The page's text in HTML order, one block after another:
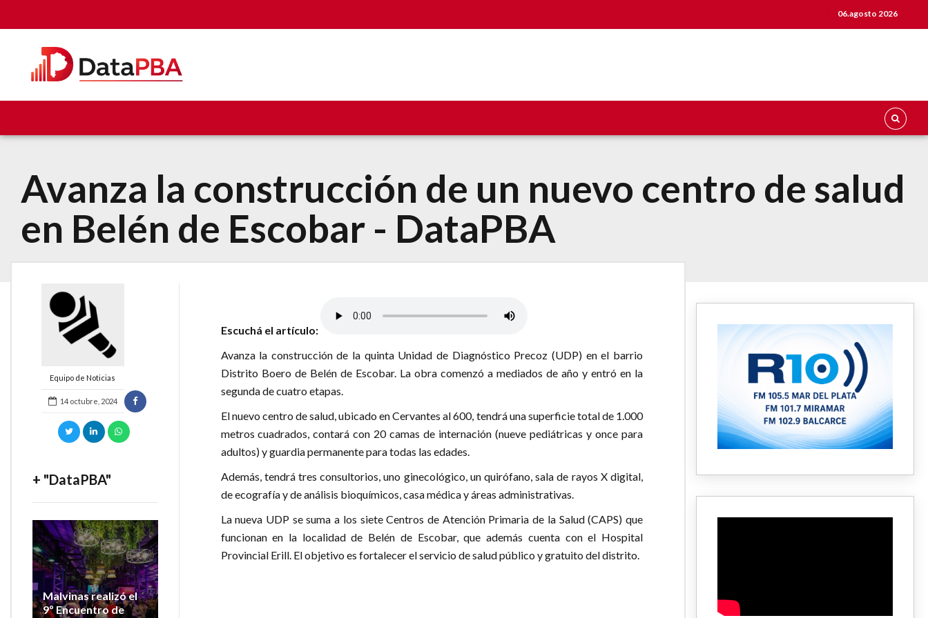
06.agosto 2026
Avanza la construcción de un nuevo centro de salud
en Belén de Escobar - DataPBA
Equipo de Noticias
14 octubre, 2024
+ "DataPBA"
Malvinas realizó el
9º Encuentro de
Escuchá el artículo:
Avanza la construcción de la quinta Unidad de Diagnóstico Precoz (UDP) en el barrio
Distrito Boero de Belén de Escobar. La obra comenzó a mediados de año y entró en la
segunda de cuatro etapas.
El nuevo centro de salud, ubicado en Cervantes al 600, tendrá una superficie total de 1.000
metros cuadrados, contará con 20 camas de internación (nueve pediátricas y once para
adultos) y guardia permanente para todas las edades.
Además, tendrá tres consultorios, uno ginecológico, un quirófano, sala de rayos X digital,
de ecografía y de análisis bioquímicos, casa médica y áreas administrativas.
La nueva UDP se suma a los siete Centros de Atención Primaria de la Salud (CAPS) que
funcionan en la localidad de Belén de Escobar, que además cuenta con el Hospital
Provincial Erill. El objetivo es fortalecer el servicio de salud público y gratuito del distrito.